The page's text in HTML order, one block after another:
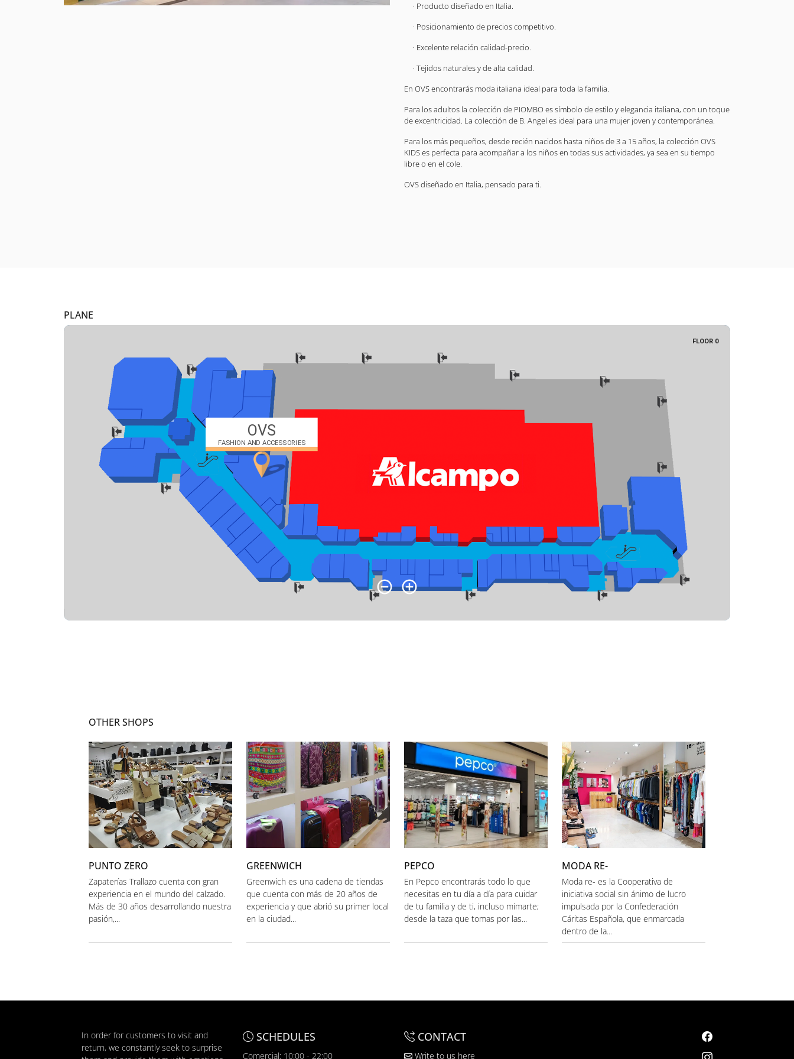
· Producto diseñado en Italia.
· Posicionamiento de precios competitivo.
· Excelente relación calidad-precio.
· Tejidos naturales y de alta calidad.
En OVS encontrarás moda italiana ideal para toda la familia.
Para los adultos la colección de PIOMBO es símbolo de estilo y elegancia italiana, con un toque
de excentricidad. La colección de B. Angel es ideal para una mujer joven y contemporánea.
Para los más pequeños, desde recién nacidos hasta niños de 3 a 15 años, la colección OVS
KIDS es perfecta para acompañar a los niños en todas sus actividades, ya sea en su tiempo
libre o en el cole.
OVS diseñado en Italia, pensado para ti.
PLANE
OTHER SHOPS
PUNTO ZERO
Zapaterías Trallazo cuenta con gran
experiencia en el mundo del calzado.
Más de 30 años desarrollando nuestra
pasión,...
GREENWICH
Greenwich es una cadena de tiendas
que cuenta con más de 20 años de
experiencia y que abrió su primer local
en la ciudad...
PEPCO
En Pepco encontrarás todo lo que
necesitas en tu día a día para cuidar
de tu familia y de ti, incluso mimarte;
desde la taza que tomas por las...
MODA RE-
Moda re- es la Cooperativa de
iniciativa social sin ánimo de lucro
impulsada por la Confederación
Cáritas Española, que enmarcada
dentro de la...
In order for customers to visit and
return, we constantly seek to surprise
SCHEDULES
Comercial: 10:00 - 22:00
CONTACT
Write to us here